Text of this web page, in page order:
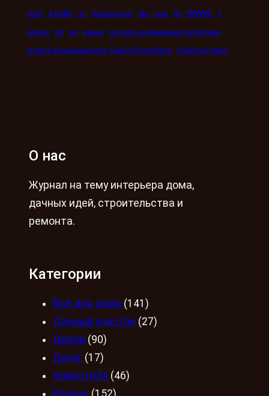
stolf studio su technorosst utp was wi www x
xiaomi xn xxi кухни
продать антиквариат в Москве
скупка антиквариата в Санкт-Петербурге сплит-система
О нас
Журнал на тему интерьера дома,
дачных идей, строительства и
ремонта.
Категории
Всё для дома (141)
Дачный участок (27)
Двери (90)
Досуг (17)
Новости24 (46)